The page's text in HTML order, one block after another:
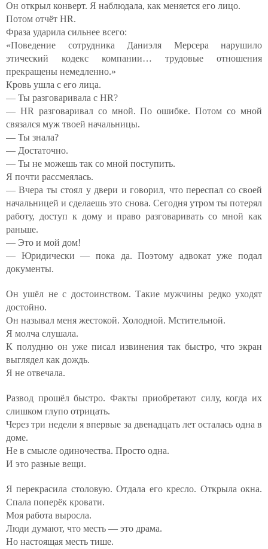
Он открыл конверт. Я наблюдала, как меняется его лицо.
Потом отчёт HR.
Фраза ударила сильнее всего:
«Поведение сотрудника Даниэля Мерсера нарушило
этический кодекс компании… трудовые отношения
прекращены немедленно.»
Кровь ушла с его лица.
— Ты разговаривала с HR?
— HR разговаривал со мной. По ошибке. Потом со мной
связался муж твоей начальницы.
— Ты знала?
— Достаточно.
— Ты не можешь так со мной поступить.
Я почти рассмеялась.
— Вчера ты стоял у двери и говорил, что переспал со своей
начальницей и сделаешь это снова. Сегодня утром ты потерял
работу, доступ к дому и право разговаривать со мной как
раньше.
— Это и мой дом!
— Юридически — пока да. Поэтому адвокат уже подал
документы.
Он ушёл не с достоинством. Такие мужчины редко уходят
достойно.
Он называл меня жестокой. Холодной. Мстительной.
Я молча слушала.
К полудню он уже писал извинения так быстро, что экран
выглядел как дождь.
Я не отвечала.
Развод прошёл быстро. Факты приобретают силу, когда их
слишком глупо отрицать.
Через три недели я впервые за двенадцать лет осталась одна в
доме.
Не в смысле одиночества. Просто одна.
И это разные вещи.
Я перекрасила столовую. Отдала его кресло. Открыла окна.
Спала поперёк кровати.
Моя работа выросла.
Люди думают, что месть — это драма.
Но настоящая месть тише.